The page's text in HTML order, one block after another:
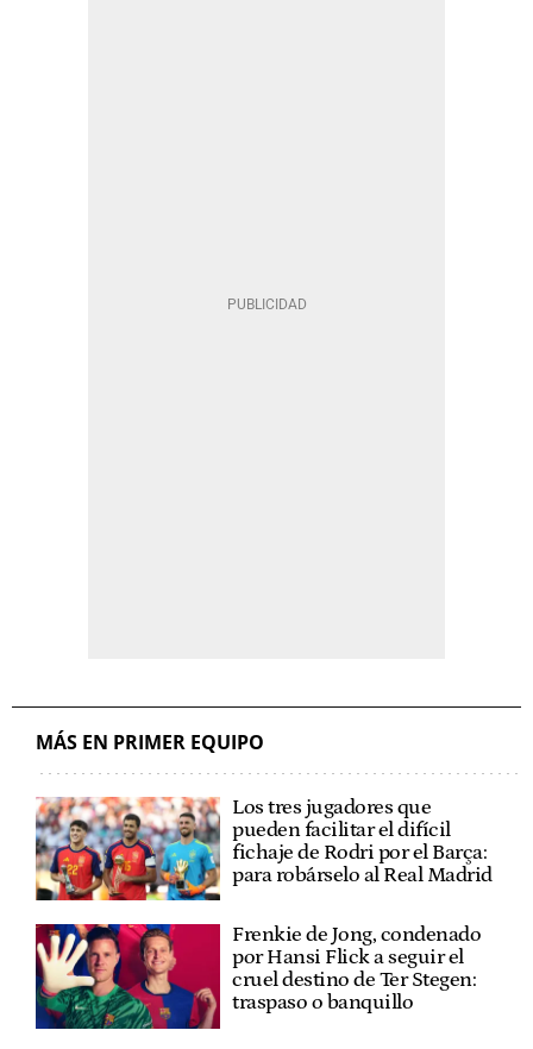
MÁS EN PRIMER EQUIPO
Los tres jugadores que
pueden facilitar el difícil
fichaje de Rodri por el Barça:
para robárselo al Real Madrid
Frenkie de Jong, condenado
por Hansi Flick a seguir el
cruel destino de Ter Stegen:
traspaso o banquillo